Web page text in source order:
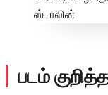
படம்